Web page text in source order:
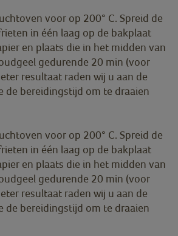
voor op 200° C. Spreid de
in één laag op de bakplaat
en plaats die in het midden van
gedurende 20 min (voor
resultaat raden wij u aan de
de bereidingstijd om te draaien
voor op 200° C. Spreid de
in één laag op de bakplaat
en plaats die in het midden van
gedurende 20 min (voor
resultaat raden wij u aan de
de bereidingstijd om te draaien